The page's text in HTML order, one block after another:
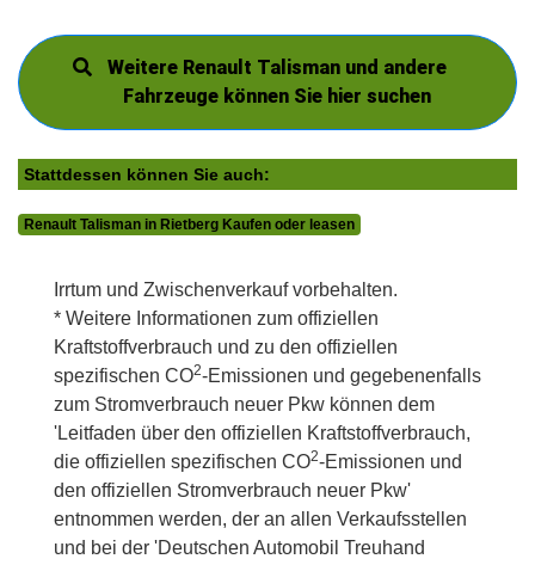
Weitere Renault Talisman und andere
Fahrzeuge können Sie hier suchen
Stattdessen können Sie auch:
Renault Talisman in Rietberg Kaufen oder leasen
Irrtum und Zwischenverkauf vorbehalten.
* Weitere Informationen zum offiziellen
Kraftstoffverbrauch und zu den offiziellen
spezifischen CO2-Emissionen und gegebenenfalls
zum Stromverbrauch neuer Pkw können dem
'Leitfaden über den offiziellen Kraftstoffverbrauch,
die offiziellen spezifischen CO2-Emissionen und
den offiziellen Stromverbrauch neuer Pkw'
entnommen werden, der an allen Verkaufsstellen
und bei der 'Deutschen Automobil Treuhand